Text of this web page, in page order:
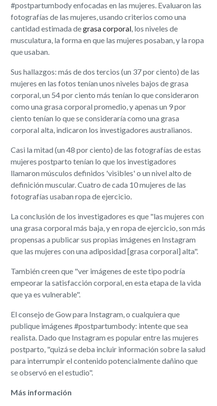
#postpartumbody enfocadas en las mujeres. Evaluaron las
fotografías de las mujeres, usando criterios como una
cantidad estimada degrasa corporal, los niveles de
musculatura, la forma en que las mujeres posaban, y la ropa
que usaban.
Sus hallazgos: más de dos tercios (un 37 por ciento) de las
mujeres en las fotos tenían unos niveles bajos de grasa
corporal, un 54 por ciento más tenían lo que consideraron
como una grasa corporal promedio, y apenas un 9 por
ciento tenían lo que se consideraría como una grasa
corporal alta, indicaron los investigadores australianos.
Casi la mitad (un 48 por ciento) de las fotografías de estas
mujeres postparto tenían lo que los investigadores
llamaron músculos definidos 'visibles' o un nivel alto de
definición muscular. Cuatro de cada 10 mujeres de las
fotografías usaban ropa de ejercicio.
La conclusión de los investigadores es que "las mujeres con
una grasa corporal más baja, y en ropa de ejercicio, son más
propensas a publicar sus propias imágenes en Instagram
que las mujeres con una adiposidad [grasa corporal] alta".
También creen que "ver imágenes de este tipo podría
empeorar la satisfacción corporal, en esta etapa de la vida
que ya es vulnerable".
El consejo de Gow para Instagram, o cualquiera que
publique imágenes #postpartumbody: intente que sea
realista. Dado que Instagram es popular entre las mujeres
postparto, "quizá se deba incluir información sobre la salud
para interrumpir el contenido potencialmente dañino que
se observó en el estudio".
Más información